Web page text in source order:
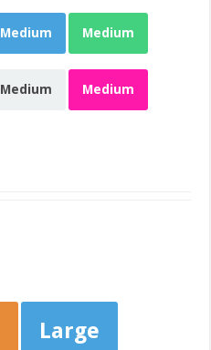
Medium Medium
Medium Medium
Large